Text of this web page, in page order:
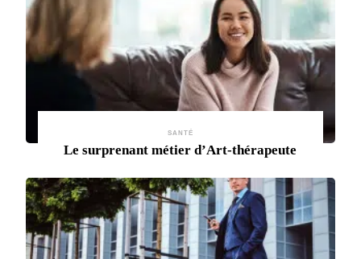
SANTÉ
Le surprenant métier d’Art-thérapeute